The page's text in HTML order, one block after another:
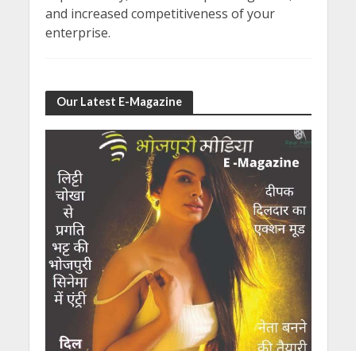
and increased competitiveness of your
enterprise.
Our Latest E-Magazine